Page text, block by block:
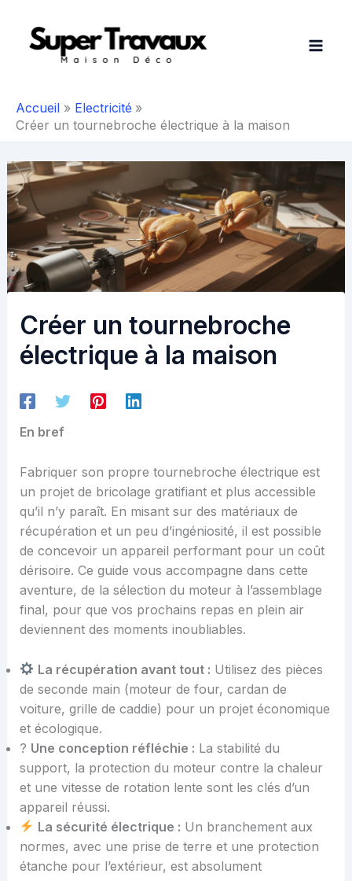
contenu
Accueil
Electricité
Créer un tournebroche électrique à la maison
Créer un tournebroche
électrique à la maison
En bref
Fabriquer son propre tournebroche électrique est
un projet de bricolage gratifiant et plus accessible
qu’il n’y paraît. En misant sur des matériaux de
récupération et un peu d’ingéniosité, il est possible
de concevoir un appareil performant pour un coût
dérisoire. Ce guide vous accompagne dans cette
aventure, de la sélection du moteur à l’assemblage
final, pour que vos prochains repas en plein air
deviennent des moments inoubliables.
La récupération avant tout : Utilisez des pièces
de seconde main (moteur de four, cardan de
voiture, grille de caddie) pour un projet économique
et écologique.
? Une conception réfléchie : La stabilité du
support, la protection du moteur contre la chaleur
et une vitesse de rotation lente sont les clés d’un
appareil réussi.
La sécurité électrique : Un branchement aux
normes, avec une prise de terre et une protection
étanche pour l’extérieur, est absolument